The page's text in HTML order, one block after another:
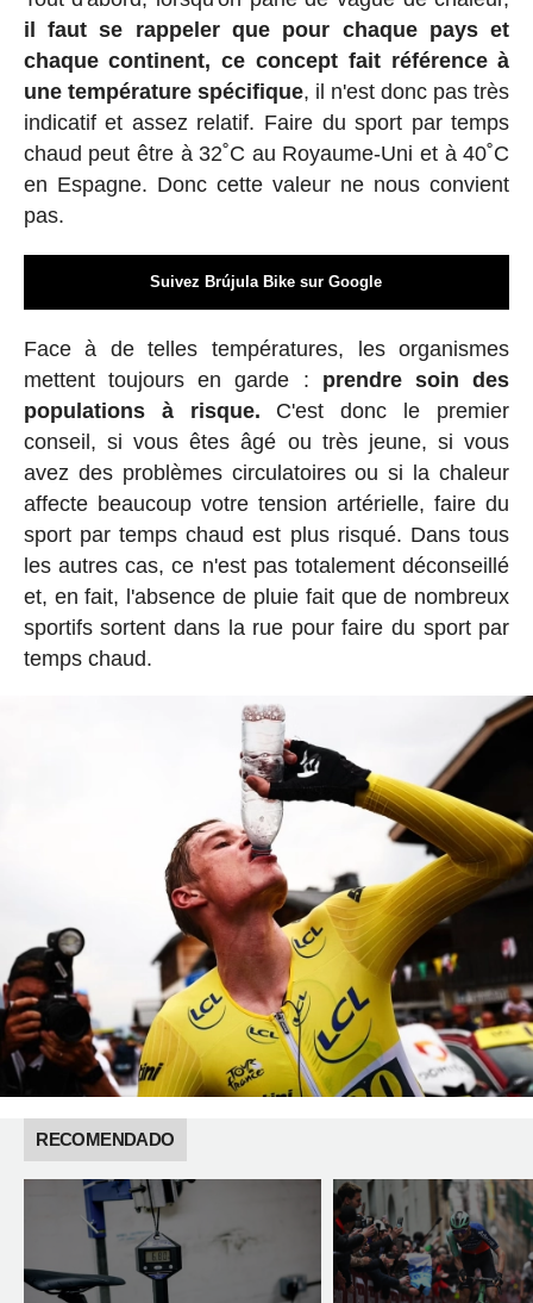
il faut se rappeler que pour chaque pays et
chaque continent, ce concept fait référence à
une température spécifique, il n'est donc pas très
indicatif et assez relatif. Faire du sport par temps
chaud peut être à 32˚C au Royaume-Uni et à 40˚C
en Espagne. Donc cette valeur ne nous convient
pas.
Suivez Brújula Bike sur Google
Face à de telles températures, les organismes
mettent toujours en garde : prendre soin des
populations à risque. C'est donc le premier
conseil, si vous êtes âgé ou très jeune, si vous
avez des problèmes circulatoires ou si la chaleur
affecte beaucoup votre tension artérielle, faire du
sport par temps chaud est plus risqué. Dans tous
les autres cas, ce n'est pas totalement déconseillé
et, en fait, l'absence de pluie fait que de nombreux
sportifs sortent dans la rue pour faire du sport par
temps chaud.
RECOMENDADO